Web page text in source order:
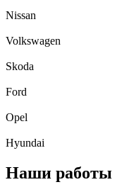
Nissan
Volkswagen
Skoda
Ford
Opel
Hyundai
Наши работы